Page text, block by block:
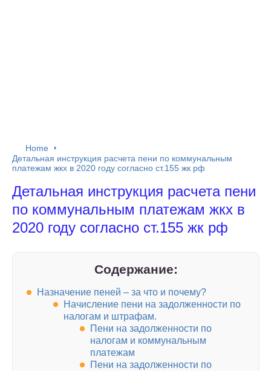
Home
Детальная инструкция расчета пени по коммунальным
платежам жкх в 2020 году согласно ст.155 жк рф
Детальная инструкция расчета пени
по коммунальным платежам жкх в
2020 году согласно ст.155 жк рф
Содержание:
Назначение пеней – за что и почему?
Начисление пени на задолженности по
налогам и штрафам.
Пени на задолженности по
налогам и коммунальным
платежам
Пени на задолженности по